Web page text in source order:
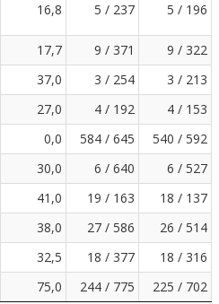
16,8 5 / 237 5 / 196
17,7 9 / 371
9 / 322
37,0 3 / 254
3 / 213
27,0 4 / 192
4 / 153
0,0 584 / 645
540 / 592
30,0 6 / 640
6 / 527
41,0 19 / 163
18 / 137
38,0 27 / 586
26 / 514
32,5 18 / 377
18 / 316
75,0 244 / 775 225 / 702